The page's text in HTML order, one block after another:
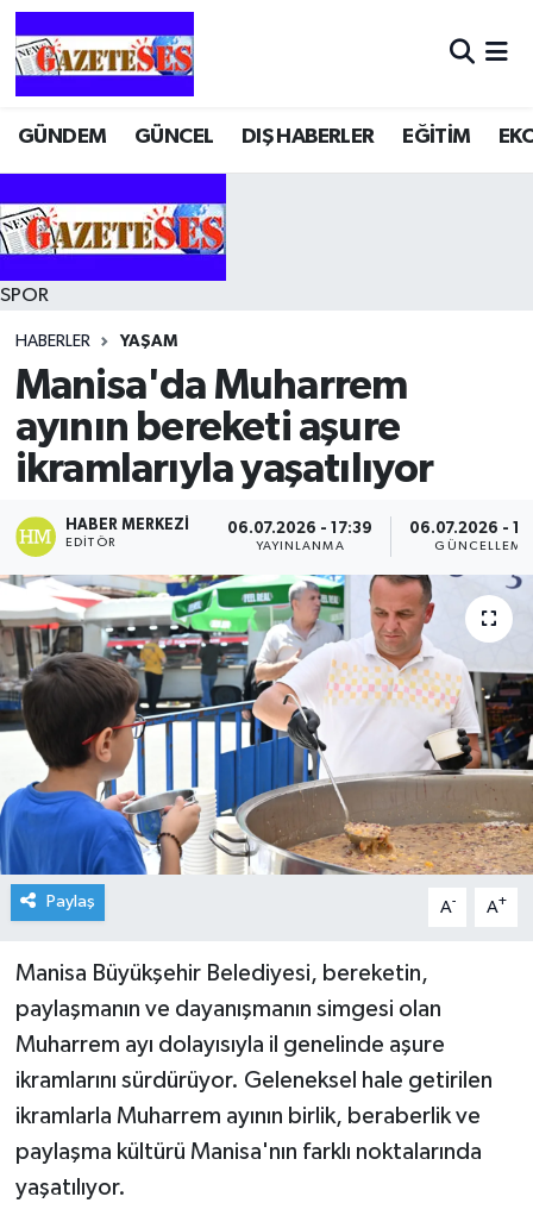
GÜNDEM GÜNCEL DIŞ HABERLER EĞİTİM
SPOR
HABERLER YAŞAM
Manisa'da Muharrem
ayının bereketi aşure
ikramlarıyla yaşatılıyor
HABER MERKEZI
EDITÖR
06.07.2026 - 17:39
YAYINLANMA
06.07.2026 -
GÜNCELLEME
Paylaş A- A+
Manisa Büyükşehir Belediyesi, bereketin,
paylaşmanın ve dayanışmanın simgesi olan
Muharrem ayı dolayısıyla il genelinde aşure
ikramlarını sürdürüyor. Geleneksel hale getirilen
ikramlarla Muharrem ayının birlik, beraberlik ve
paylaşma kültürü Manisa'nın farklı noktalarında
yaşatılıyor.